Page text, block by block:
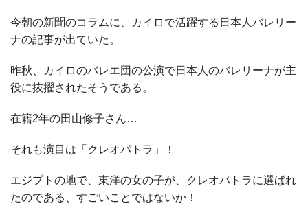
今朝の新聞のコラムに、カイロで活躍する日本人バレリー
ナの記事が出ていた。
昨秋、カイロのバレエ団の公演で日本人のバレリーナが主
役に抜擢されたそうである。
在籍2年の田山修子さん…
それも演目は「クレオパトラ」！
エジプトの地で、東洋の女の子が、クレオパトラに選ばれ
たのである、すごいことではないか！